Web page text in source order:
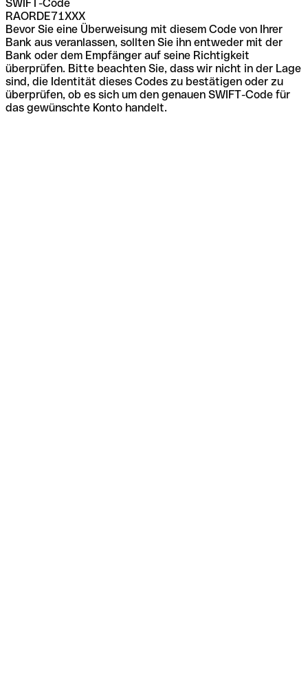
SWIFT-Code
RAORDE71XXX
Bevor Sie eine Überweisung mit diesem Code von Ihrer
Bank aus veranlassen, sollten Sie ihn entweder mit der
Bank oder dem Empfänger auf seine Richtigkeit
überprüfen. Bitte beachten Sie, dass wir nicht in der Lage
sind, die Identität dieses Codes zu bestätigen oder zu
überprüfen, ob es sich um den genauen SWIFT-Code für
das gewünschte Konto handelt.